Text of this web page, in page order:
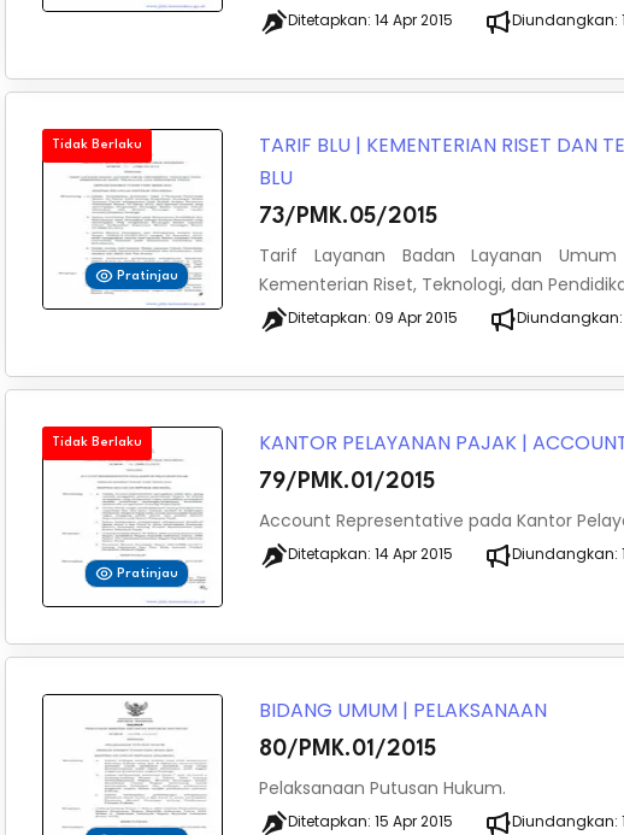
Ditetapkan:14 Apr 2015 Diundangkan:
Tidak Berlaku
Pratinjau
TARIF BLU | KEMENTERIAN RISET DAN
BLU
73/PMK.05/2015
Tarif Layanan Badan Layanan
Kementerian Riset, Teknologi, dan
Ditetapkan:09 Apr 2015
Tidak Berlaku
Pratinjau
KANTOR PELAYANAN PAJAK |
79/PMK.01/2015
Account Representative pada Kantor
Ditetapkan:14 Apr 2015 Diundangkan:
BIDANG UMUM | PELAKSANAAN
80/PMK.01/2015
Pelaksanaan Putusan Hukum.
Ditetapkan:15 Apr 2015 Diundangkan: